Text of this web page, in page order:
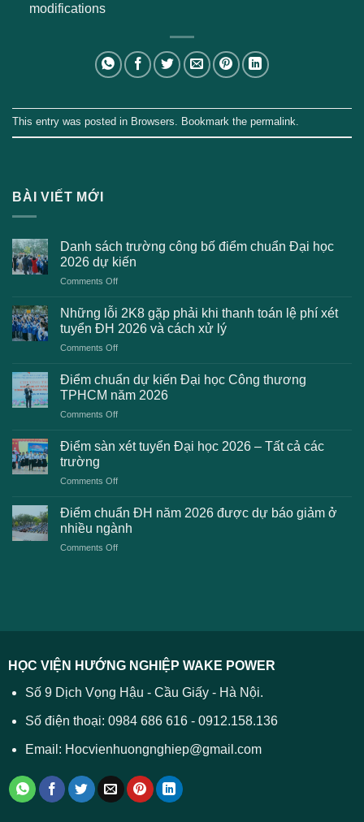
BÀI VIẾT MỚI
Danh sách trường công bố điểm chuẩn Đại học
2026 dự kiến
Comments Offon
sách
trường
công
bố
chuẩn
Đại
kiến
Những lỗi 2K8 gặp phải khi thanh toán lệ phí xét
tuyển ĐH 2026 và cách xử lý
Comments Offon
lỗi
2K8
gặp
phải
thanh
tuyển
ĐH
Điểm chuẩn dự kiến Đại học Công thương
TPHCM năm 2026
Comments Offon
chuẩn
Đại
Công
thương
Điểm sàn xét tuyển Đại học 2026 – Tất cả các
trường
Comments Offon
sàn
xét
tuyển
Đại
Điểm chuẩn ĐH năm 2026 được dự báo giảm ở
nhiều ngành
Comments Offon
giảm
nhiều
modifications
This entry was posted in Browsers. Bookmark the permalink.
HỌC VIỆN HƯỚNG NGHIỆP WAKE POWER
Số 9 Dịch Vọng Hậu - Cầu Giấy - Hà Nội.
Số điện thoại: 0984 686 616 - 0912.158.136
Email: Hocvienhuongnghiep@gmail.com